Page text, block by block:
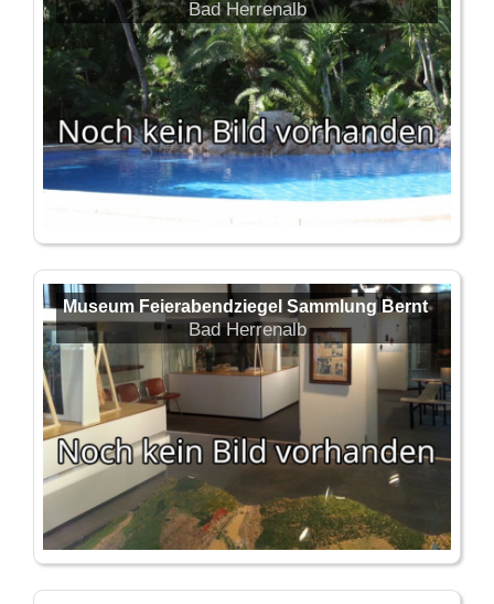
Bad Herrenalb
Museum Feierabendziegel Sammlung Bernt
Bad Herrenalb